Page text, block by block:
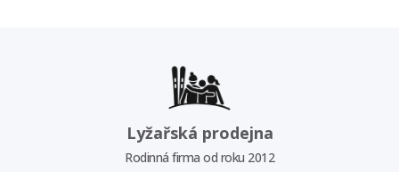
Lyžařská prodejna
Rodinná firma od roku 2012